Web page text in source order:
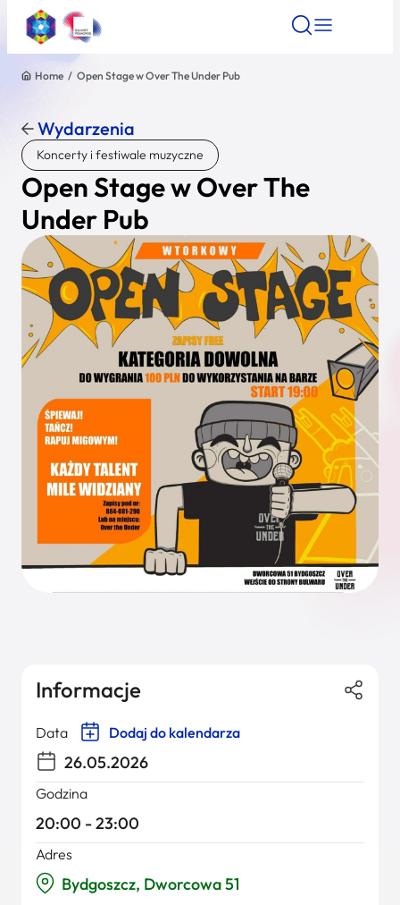
Znajdź atrakcję
Nazwa atrakcji
Miasto
Kategoria
Wyszukaj
Home / Open Stage w Over The Under Pub
Wydarzenia
Koncerty i festiwale muzyczne
Open Stage w Over The
Under Pub
Informacje
Data Dodaj do kalendarza
26.05.2026
Godzina
20:00 - 23:00
Adres
Bydgoszcz, Dworcowa 51